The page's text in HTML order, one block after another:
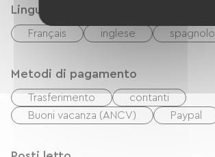
Lingue
Français inglese spagnolo
Metodi di pagamento
Trasferimento
contanti
Buoni vacanza (ANCV)
Paypal